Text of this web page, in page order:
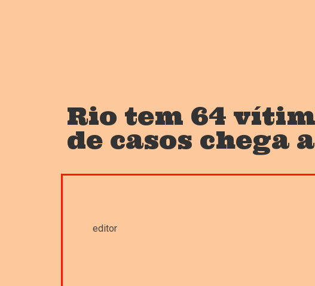
Rio tem 64
de casos chega
editor